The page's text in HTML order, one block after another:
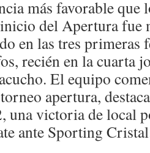
más favorable que
del Apertura fue
en las tres primeras
recién en la cuarta
El equipo
apertura,
una victoria de local
ante Sporting